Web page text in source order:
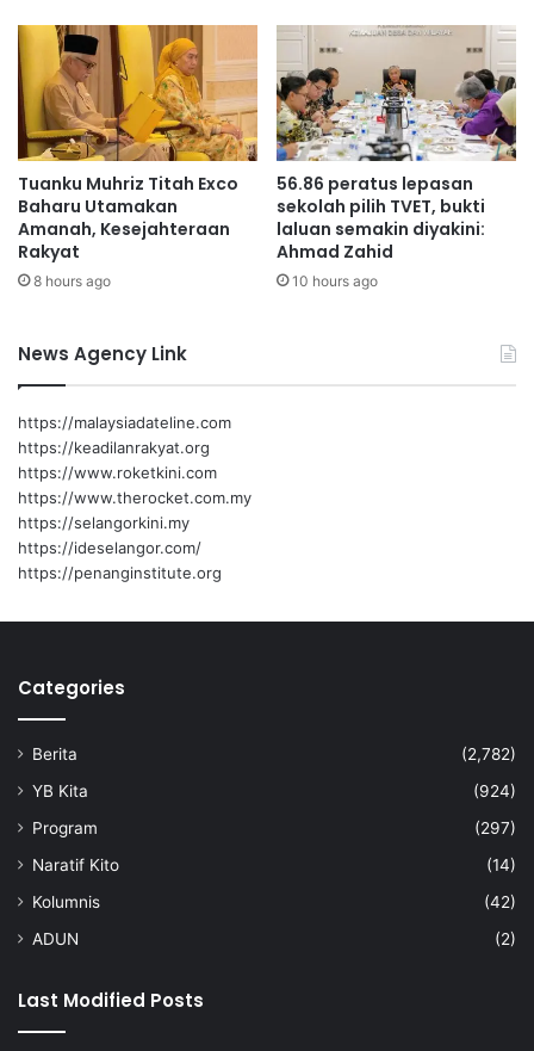
g
s
P
a
n
d
a
n
g
a
n
t
r
a
A
h
l
i
P
i
n
–
a
l
l
u
i
n
U
l
u
T
e
m
i
a
n
g
-
b
u
k
d
i
a
i
i
s
e
r
Tuanku Muhriz Titah Exco
Baharu Utamakan
Amanah, Kesejahteraan
Rakyat
8 hours ago
56.86 peratus lepasan
sekolah pilih TVET, bukti
laluan semakin diyakini:
Ahmad Zahid
10 hours ago
News Agency Link
https://malaysiadateline.com
https://keadilanrakyat.org
https://www.roketkini.com
https://www.therocket.com.my
https://selangorkini.my
https://ideselangor.com/
https://penanginstitute.org
Categories
Berita
(2,782)
YB Kita
(924)
Program
(297)
Naratif Kito
(14)
Kolumnis
(42)
ADUN
(2)
Last Modified Posts